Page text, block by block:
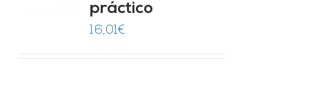
práctico
16,01€